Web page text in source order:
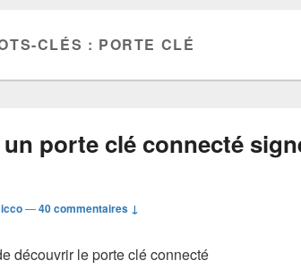
CLÉS : PORTE CLÉ
porte clé connecté
—40 commentaires ↓
découvrir le porte clé connecté